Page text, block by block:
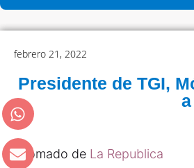
febrero 21, 2022
Presidente de TGI,
Tomado de La Republica